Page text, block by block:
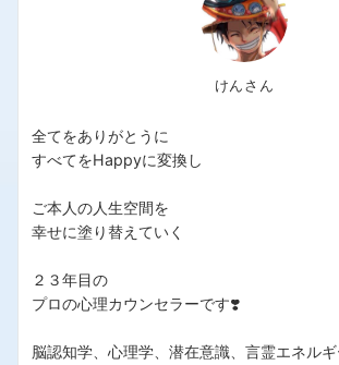
けんさん
全てをありがとうに
すべてをHappyに変換し
ご本人の人生空間を
幸せに塗り替えていく
２３年目の
プロの心理カウンセラーです❣️
脳認知学、心理学、潜在意識、言霊エネルギ